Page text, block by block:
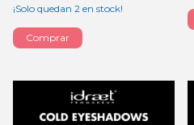
¡Solo quedan 2 en stock!